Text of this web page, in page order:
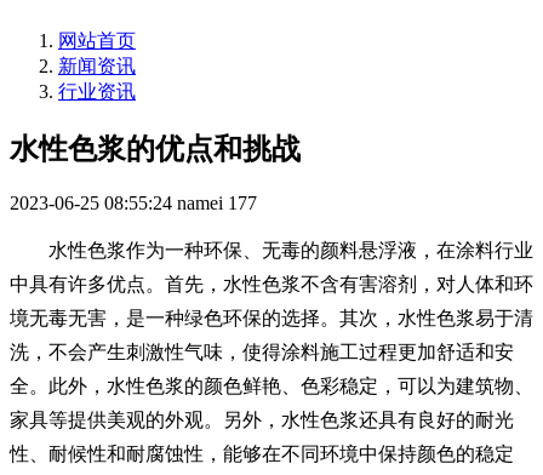
网站首页
新闻资讯
行业资讯
水性色浆的优点和挑战
2023-06-25 08:55:24 namei 177
水性色浆作为一种环保、 无毒的颜料悬浮液 ，在涂料行业
中具有许多优点。首先，水性色浆不含有害溶剂，对人体和环
境无毒无害，是一种绿色环保的选择。其次，水性色浆易于清
洗，不会产生刺激性气味，使得涂料施工过程更加舒适和安
全。此外，水性色浆的颜色鲜艳、色彩稳定，可以为建筑物、
家具等提供美观的外观。另外，水性色浆还具有良好的耐光
性、耐候性和耐腐蚀性，能够在不同环境中保持颜色的稳定